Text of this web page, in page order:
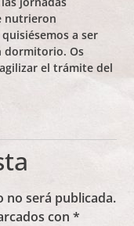
nutrieron
a ser
dormitorio. Os
el trámite del
no será publicada.
con*